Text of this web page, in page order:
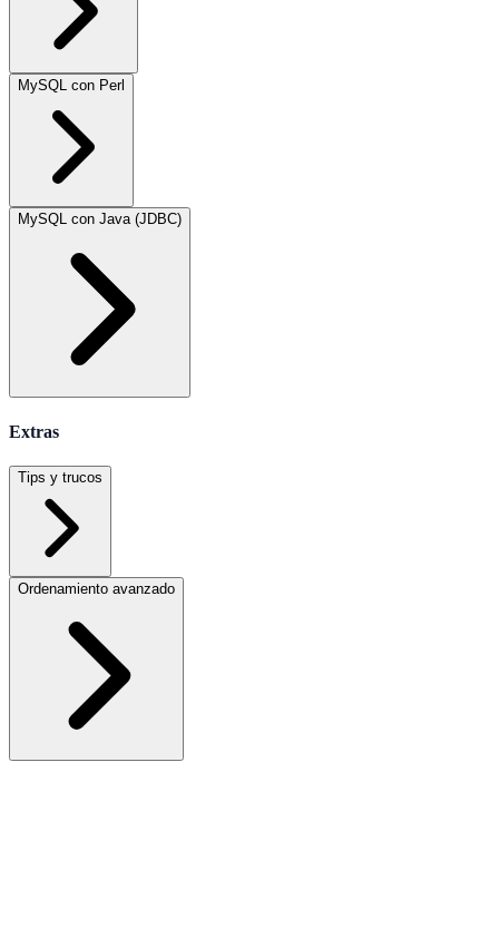
MySQL con Perl
MySQL con Java (JDBC)
Extras
Tips y trucos
Ordenamiento avanzado